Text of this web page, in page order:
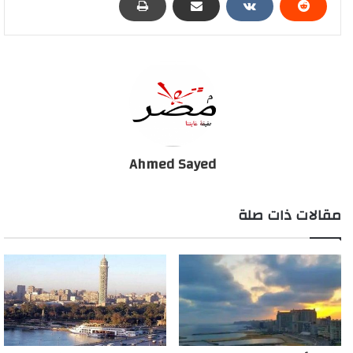
الوبائي أيضا.
شهر رمضان المبارك، مشيرا إلى أنه لا يتوقع أي تغيير في مواعيد حظر
التجوال الجزئي، الذي من المزمع تجديده في نهاية الأسبوع، حتى نهاية
وتوقع أن تقتصر الإجراءات الجديدة التي ستصدر نهاية الأسبوع، على
العالمية، والذي اقره الاجتماع التنسيقي الخاص بالسياحة منذ يومين.
وحول تعليقه على أعداد الإصابات المتصاعدة الآن، قال المتحدث: “لابد
أن نتحدث بصراحة، ونعترف أن التكدس مازال موجودا، رغم أن تمديد
الحظر للتاسعة، كان المفترض أنه إجراء إحترازي”.
وعلق “سعد” على كسر حاجز الإصابات 300 إصابة يومية، بأن الأرقام
Ahmed Sayed
مقالات ذات صلة